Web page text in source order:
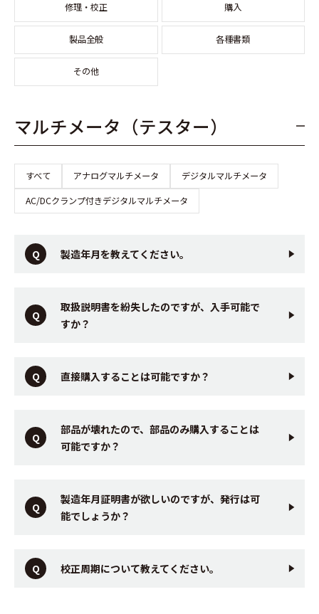
修理・校正 購入
製品全般 各種書類
その他
マルチメータ（テスター）
すべて アナログマルチメータ
デジタルマルチメータ
AC/DCクランプ付きデジタルマルチメータ
製造年月を教えてください。
取扱説明書を紛失したのですが、入手可能で
すか？
直接購入することは可能ですか？
部品が壊れたので、部品のみ購入することは
可能ですか？
製造年月証明書が欲しいのですが、発行は可
能でしょうか？
校正周期について教えてください。